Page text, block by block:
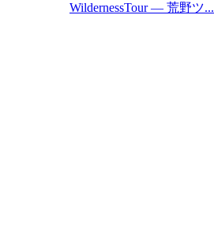
WildernessTour ― 荒野ツ...